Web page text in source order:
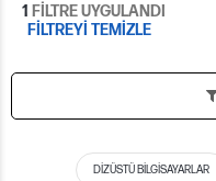
1 FİLTRE UYGULANDI
FİLTREYİ TEMİZLE
DIZÜSTÜ BILGISAYARLAR